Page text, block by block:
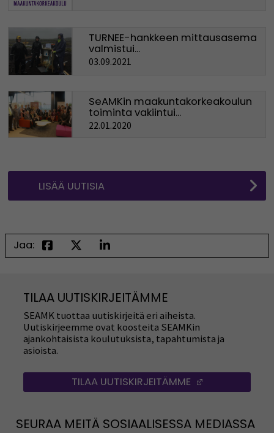
TURNEE-hankkeen mittausasema
valmistui...
03.09.2021
SeAMKin maakuntakorkeakoulun
toiminta vakiintui...
22.01.2020
LISÄÄ UUTISIA
Jaa:
TILAA UUTISKIRJEITÄMME
SEAMK tuottaa uutiskirjeitä eri aiheista.
Uutiskirjeemme ovat koosteita SEAMKin
ajankohtaisista koulutuksista, tapahtumista ja
asioista.
TILAA UUTISKIRJEITÄMME
SEURAA MEITÄ SOSIAALISESSA MEDIASSA